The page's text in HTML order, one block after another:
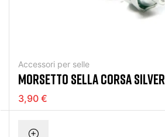
Accessori per selle
MORSETTO SELLA CORSA SILVER
3,90 €